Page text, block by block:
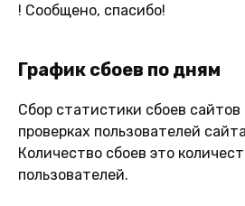
! Сообщено, спасибо!
График сбоев по дням
Сбор статистики сбоев сайтов
проверках пользователей
Количество сбоев это
пользователей.